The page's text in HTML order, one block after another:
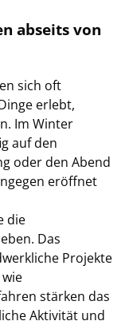
abseits von
sich oft
erlebt,
Im Winter
auf den
oder den Abend
eröffnet
die
Das
Projekte
stärken das
Aktivität und